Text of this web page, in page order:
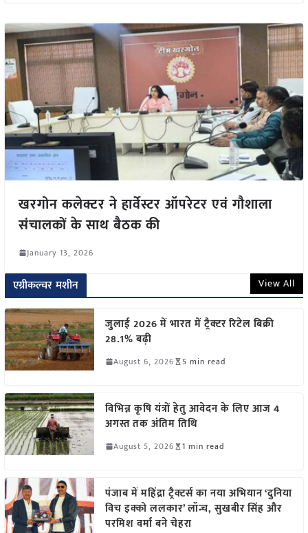
खरगोन कलेक्टर ने हार्वेस्टर ऑपरेटर एवं गौशाला
संचालकों के साथ बैठक की
January 13, 2026
एग्रीकल्चर मशीन View All
जुलाई 2026 में भारत में ट्रैक्टर रिटेल बिक्री
28.1% बढ़ी
August 6, 2026 5 min read
विभिन्न कृषि यंत्रों हेतु आवेदन के लिए आज 4
अगस्त तक अंतिम तिथि
August 5, 2026 1 min read
पंजाब में महिंद्रा ट्रैक्टर्स का नया अभियान ‘दुनिया
विच इक्को ललकार’ लॉन्च, सुखबीर सिंह और
परमिश वर्मा बने चेहरा